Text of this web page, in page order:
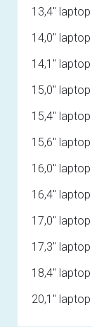
13,4"
14,0"
14,1"
15,0"
15,4"
15,6"
16,0"
16,4"
17,0"
17,3"
18,4"
20,1"